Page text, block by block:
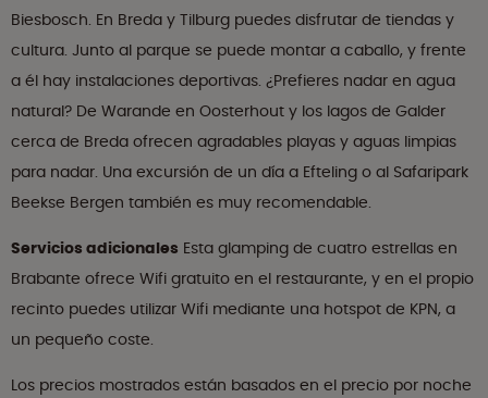
Biesbosch. En Breda y Tilburg puedes disfrutar de tiendas y
cultura. Junto al parque se puede montar a caballo, y frente
a él hay instalaciones deportivas. ¿Prefieres nadar en agua
natural? De Warande en Oosterhout y los lagos de Galder
cerca de Breda ofrecen agradables playas y aguas limpias
para nadar. Una excursión de un día a Efteling o al Safaripark
Beekse Bergen también es muy recomendable.
Servicios adicionales Esta glamping de cuatro estrellas en
Brabante ofrece Wifi gratuito en el restaurante, y en el propio
recinto puedes utilizar Wifi mediante una hotspot de KPN, a
un pequeño coste.
Los precios mostrados están basados en el precio por noche